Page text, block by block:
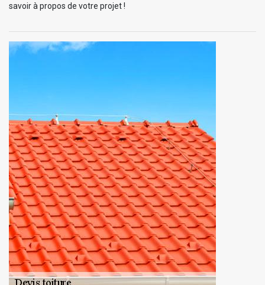
savoir à propos de votre projet !